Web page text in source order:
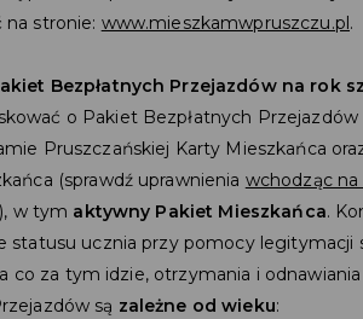
na stronie: www.mieszkamwpruszczu.pl.
Bezpłatnych Przejazdów na rok
o Pakiet Bezpłatnych
Pruszczańskiej Karty Mieszkańca
(sprawdź uprawnienia wchodząc
w tym aktywny Pakiet Mieszkańca.
statusu ucznia przy pomocy legitymacji
co za tym idzie, otrzymania i
są zależne od wieku: